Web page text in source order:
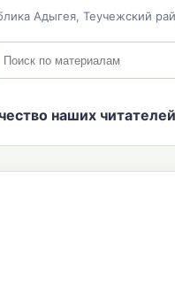
Адыгея, Теучежский
по сайту
наших читателей